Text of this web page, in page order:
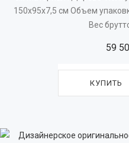
150х95х7,5 см Объем
Вес
59
КУПИТЬ